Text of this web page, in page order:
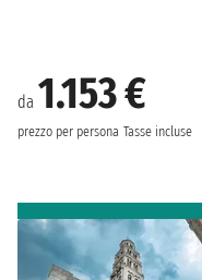
da 1.153 €
prezzo per persona Tasse incluse